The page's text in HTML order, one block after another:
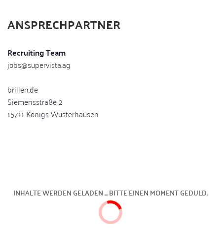
ANSPRECHPARTNER
Recruiting Team
jobs@supervista.ag
brillen.de
Siemensstraße 2
15711 Königs Wusterhausen
INHALTE WERDEN GELADEN ... BITTE EINEN MOMENT GEDULD.